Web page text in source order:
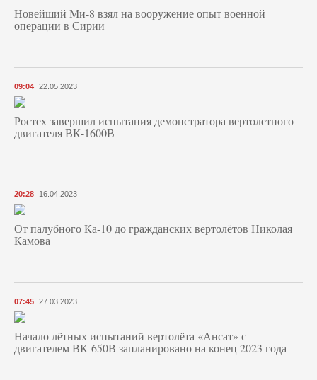
Новейший Ми-8 взял на вооружение опыт военной
операции в Сирии
09:04 22.05.2023
Ростех завершил испытания демонстратора вертолетного
двигателя ВК-1600В
20:28 16.04.2023
От палубного Ка-10 до гражданских вертолётов Николая
Камова
07:45 27.03.2023
Начало лётных испытаний вертолёта «Ансат» с
двигателем ВК-650В запланировано на конец 2023 года